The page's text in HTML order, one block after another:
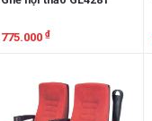
775.000 ₫